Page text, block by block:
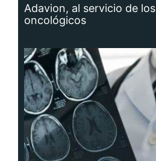
Adavion, al servicio de
oncológicos